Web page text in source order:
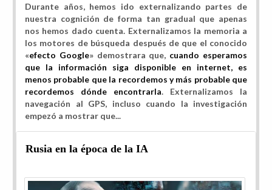
Durante años, hemos ido externalizando partes de
nuestra cognición de forma tan gradual que apenas
nos hemos dado cuenta. Externalizamos la memoria a
los motores de búsqueda después de que el conocido
«efecto Google» demostrara que, cuando esperamos
que la información siga disponible en internet, es
menos probable que la recordemos y más probable que
recordemos dónde encontrarla. Externalizamos la
navegación al GPS, incluso cuando la investigación
empezó a mostrar que...
Rusia en la época de la IA